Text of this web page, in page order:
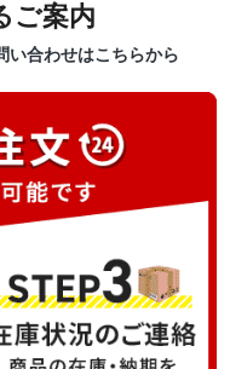
ご案内
い合わせはこちらから